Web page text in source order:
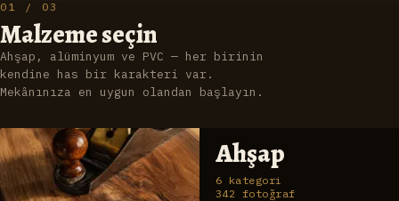
01 / 03
Malzeme seçin
Ahşap, alüminyum ve PVC — her birinin
kendine has bir karakteri var.
Mekânınıza en uygun olandan başlayın.
Ahşap
6 kategori
342 fotoğraf